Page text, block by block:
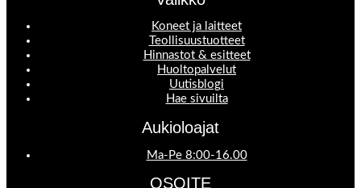
Koneet ja laitteet
Teollisuustuotteet
Hinnastot & esitteet
Huoltopalvelut
Uutisblogi
Hae sivuilta
Aukioloajat
Ma-Pe 8:00-16.00
OSOITE